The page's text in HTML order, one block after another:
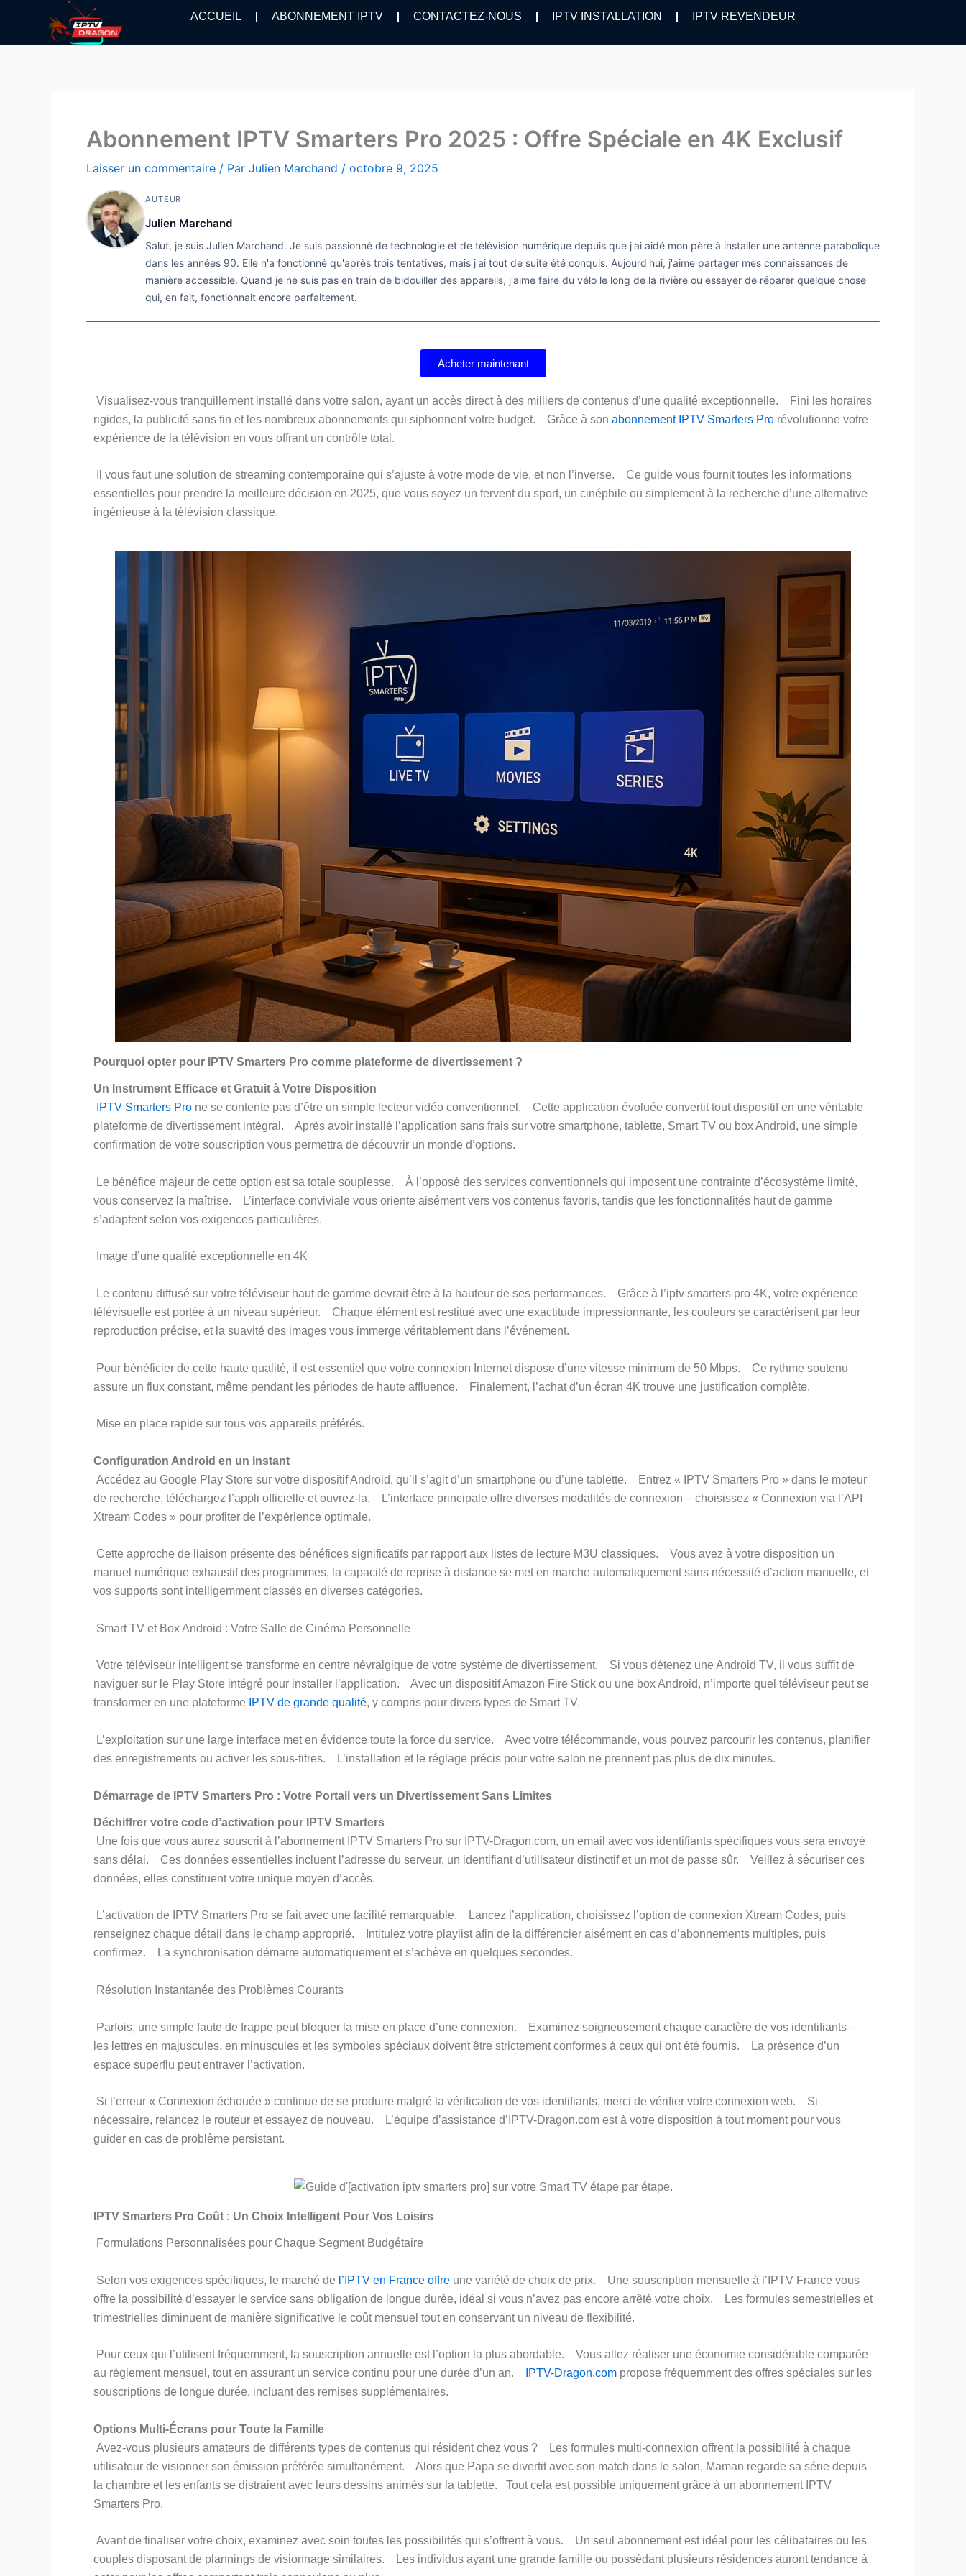
contenu
ACCUEIL ABONNEMENT IPTV CONTACTEZ-NOUS IPTV INSTALLATION IPTV REVENDEUR
Abonnement IPTV Smarters Pro 2025 : Offre Spéciale en 4K Exclusif
Laisser un commentaire / Par Julien Marchand / octobre 9, 2025
AUTEUR
Julien Marchand
Salut, je suis Julien Marchand. Je suis passionné de technologie et de télévision numérique depuis que j'ai aidé mon père à installer une antenne parabolique
dans les années 90. Elle n'a fonctionné qu'après trois tentatives, mais j'ai tout de suite été conquis. Aujourd'hui, j'aime partager mes connaissances de
manière accessible. Quand je ne suis pas en train de bidouiller des appareils, j'aime faire du vélo le long de la rivière ou essayer de réparer quelque chose
qui, en fait, fonctionnait encore parfaitement.
Acheter maintenant
Visualisez-vous tranquillement installé dans votre salon, ayant un accès direct à des milliers de contenus d’une qualité exceptionnelle. Fini les horaires
rigides, la publicité sans fin et les nombreux abonnements qui siphonnent votre budget. Grâce à son abonnement IPTV Smarters Pro révolutionne votre
expérience de la télévision en vous offrant un contrôle total.
Il vous faut une solution de streaming contemporaine qui s’ajuste à votre mode de vie, et non l’inverse. Ce guide vous fournit toutes les informations
essentielles pour prendre la meilleure décision en 2025, que vous soyez un fervent du sport, un cinéphile ou simplement à la recherche d’une alternative
ingénieuse à la télévision classique.
Pourquoi opter pour IPTV Smarters Pro comme plateforme de divertissement ?
Un Instrument Efficace et Gratuit à Votre Disposition
IPTV Smarters Pro ne se contente pas d’être un simple lecteur vidéo conventionnel. Cette application évoluée convertit tout dispositif en une véritable
plateforme de divertissement intégral. Après avoir installé l’application sans frais sur votre smartphone, tablette, Smart TV ou box Android, une simple
confirmation de votre souscription vous permettra de découvrir un monde d’options.
Le bénéfice majeur de cette option est sa totale souplesse. À l’opposé des services conventionnels qui imposent une contrainte d’écosystème limité,
vous conservez la maîtrise. L’interface conviviale vous oriente aisément vers vos contenus favoris, tandis que les fonctionnalités haut de gamme
s’adaptent selon vos exigences particulières.
Image d’une qualité exceptionnelle en 4K
Le contenu diffusé sur votre téléviseur haut de gamme devrait être à la hauteur de ses performances. Grâce à l’iptv smarters pro 4K, votre expérience
télévisuelle est portée à un niveau supérieur. Chaque élément est restitué avec une exactitude impressionnante, les couleurs se caractérisent par leur
reproduction précise, et la suavité des images vous immerge véritablement dans l’événement.
Pour bénéficier de cette haute qualité, il est essentiel que votre connexion Internet dispose d’une vitesse minimum de 50 Mbps. Ce rythme soutenu
assure un flux constant, même pendant les périodes de haute affluence. Finalement, l’achat d’un écran 4K trouve une justification complète.
Mise en place rapide sur tous vos appareils préférés.
Configuration Android en un instant
Accédez au Google Play Store sur votre dispositif Android, qu’il s’agit d’un smartphone ou d’une tablette. Entrez « IPTV Smarters Pro » dans le moteur
de recherche, téléchargez l’appli officielle et ouvrez-la. L’interface principale offre diverses modalités de connexion – choisissez « Connexion via l’API
Xtream Codes » pour profiter de l’expérience optimale.
Cette approche de liaison présente des bénéfices significatifs par rapport aux listes de lecture M3U classiques. Vous avez à votre disposition un
manuel numérique exhaustif des programmes, la capacité de reprise à distance se met en marche automatiquement sans nécessité d’action manuelle, et
vos supports sont intelligemment classés en diverses catégories.
Smart TV et Box Android : Votre Salle de Cinéma Personnelle
Votre téléviseur intelligent se transforme en centre névralgique de votre système de divertissement. Si vous détenez une Android TV, il vous suffit de
naviguer sur le Play Store intégré pour installer l’application. Avec un dispositif Amazon Fire Stick ou une box Android, n’importe quel téléviseur peut se
transformer en une plateforme
IPTV de grande qualité, y compris pour divers types de Smart TV.
L’exploitation sur une large interface met en évidence toute la force du service. Avec votre télécommande, vous pouvez parcourir les contenus, planifier
des enregistrements ou activer les sous-titres. L’installation et le réglage précis pour votre salon ne prennent pas plus de dix minutes.
Démarrage de IPTV Smarters Pro : Votre Portail vers un Divertissement Sans Limites
Déchiffrer votre code d’activation pour IPTV Smarters
Une fois que vous aurez souscrit à l’abonnement IPTV Smarters Pro sur IPTV-Dragon.com, un email avec vos identifiants spécifiques vous sera envoyé
sans délai. Ces données essentielles incluent l’adresse du serveur, un identifiant d’utilisateur distinctif et un mot de passe sûr. Veillez à sécuriser ces
données, elles constituent votre unique moyen d’accès.
L’activation de IPTV Smarters Pro se fait avec une facilité remarquable. Lancez l’application, choisissez l’option de connexion Xtream Codes, puis
renseignez chaque détail dans le champ approprié. Intitulez votre playlist afin de la différencier aisément en cas d’abonnements multiples, puis
confirmez. La synchronisation démarre automatiquement et s’achève en quelques secondes.
Résolution Instantanée des Problèmes Courants
Parfois, une simple faute de frappe peut bloquer la mise en place d’une connexion. Examinez soigneusement chaque caractère de vos identifiants –
les lettres en majuscules, en minuscules et les symboles spéciaux doivent être strictement conformes à ceux qui ont été fournis. La présence d’un
espace superflu peut entraver l’activation.
Si l’erreur « Connexion échouée » continue de se produire malgré la vérification de vos identifiants, merci de vérifier votre connexion web. Si
nécessaire, relancez le routeur et essayez de nouveau. L’équipe d’assistance d’IPTV-Dragon.com est à votre disposition à tout moment pour vous
guider en cas de problème persistant.
IPTV Smarters Pro Coût : Un Choix Intelligent Pour Vos Loisirs
Formulations Personnalisées pour Chaque Segment Budgétaire
Selon vos exigences spécifiques, le marché de l’IPTV en France offre une variété de choix de prix. Une souscription mensuelle à l’IPTV France vous
offre la possibilité d’essayer le service sans obligation de longue durée, idéal si vous n’avez pas encore arrêté votre choix. Les formules semestrielles et
trimestrielles diminuent de manière significative le coût mensuel tout en conservant un niveau de flexibilité.
Pour ceux qui l’utilisent fréquemment, la souscription annuelle est l’option la plus abordable. Vous allez réaliser une économie considérable comparée
au règlement mensuel, tout en assurant un service continu pour une durée d’un an.
IPTV-Dragon.com propose fréquemment des offres spéciales sur les
souscriptions de longue durée, incluant des remises supplémentaires.
Options Multi-Écrans pour Toute la Famille
Avez-vous plusieurs amateurs de différents types de contenus qui résident chez vous ? Les formules multi-connexion offrent la possibilité à chaque
utilisateur de visionner son émission préférée simultanément. Alors que Papa se divertit avec son match dans le salon, Maman regarde sa série depuis
la chambre et les enfants se distraient avec leurs dessins animés sur la tablette. Tout cela est possible uniquement grâce à un abonnement IPTV
Smarters Pro.
Avant de finaliser votre choix, examinez avec soin toutes les possibilités qui s’offrent à vous. Un seul abonnement est idéal pour les célibataires ou les
couples disposant de plannings de visionnage similaires. Les individus ayant une grande famille ou possédant plusieurs résidences auront tendance à